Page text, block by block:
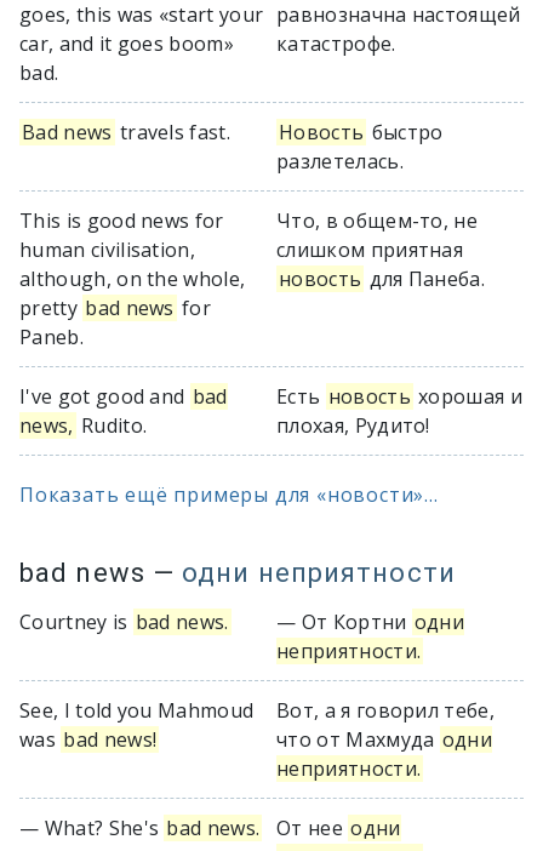
goes, this was «start your
car, and it goes boom»
bad.
равнозначна настоящей
катастрофе.
Bad news travels fast. Новость быстро
разлетелась.
This is good news for
human civilisation,
although, on the whole,
pretty bad news for
Paneb.
Что, в общем-то, не
слишком приятная
новость для Панеба.
I've got good and bad
news, Rudito.
Есть новость хорошая и
плохая, Рудито!
Показать ещё примеры для «новости»...
bad news — одни неприятности
Courtney is bad news. — От Кортни одни
неприятности.
See, I told you Mahmoud
was bad news!
Вот, а я говорил тебе,
что от Махмуда одни
неприятности.
— What? She's bad news. От нее одни